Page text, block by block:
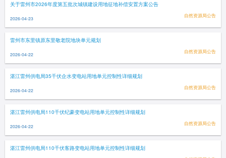
关于雷州市2026年度第五批次城镇建设用地征地补偿安置方案公告
2026-04-23 自然资源局公告
雷州市东里镇原东里敬老院地块单元规划
2026-04-22 自然资源局公告
湛江雷州供电局35千伏企水变电站用地单元控制性详细规划
2026-04-22 自然资源局公告
湛江雷州供电局110千伏纪豪变电站用地单元控制性详细规划
2026-04-22 自然资源局公告
湛江雷州供电局110千伏客路变电站用地单元控制性详细规划